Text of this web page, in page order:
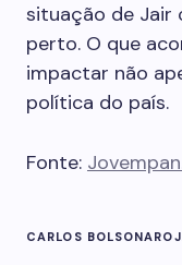
situação de Jair
perto. O que
impactar não
política do país.
Fonte:
CARLOS BOLSONARO